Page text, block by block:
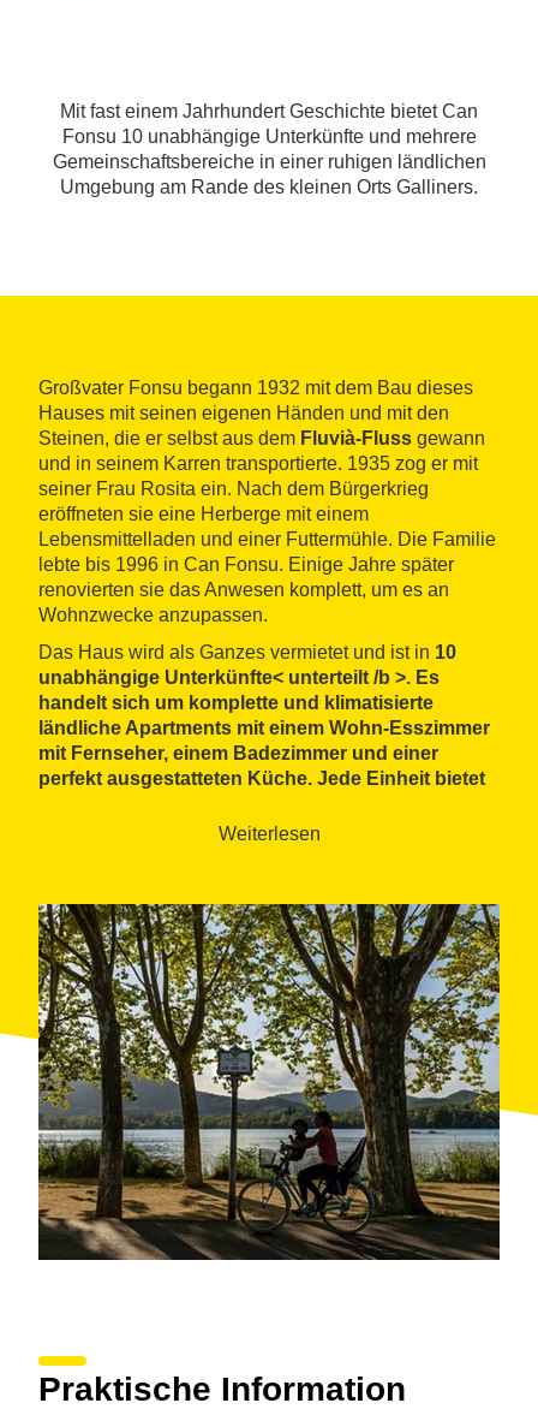
Mit fast einem Jahrhundert Geschichte bietet Can
Fonsu 10 unabhängige Unterkünfte und mehrere
Gemeinschaftsbereiche in einer ruhigen ländlichen
Umgebung am Rande des kleinen Orts Galliners.
Großvater Fonsu begann 1932 mit dem Bau dieses
Hauses mit seinen eigenen Händen und mit den
Steinen, die er selbst aus dem Fluvià-Fluss gewann
und in seinem Karren transportierte. 1935 zog er mit
seiner Frau Rosita ein. Nach dem Bürgerkrieg
eröffneten sie eine Herberge mit einem
Lebensmittelladen und einer Futtermühle. Die Familie
lebte bis 1996 in Can Fonsu. Einige Jahre später
renovierten sie das Anwesen komplett, um es an
Wohnzwecke anzupassen.
Das Haus wird als Ganzes vermietet und ist in 10
unabhängige Unterkünfte< unterteilt /b >. Es
handelt sich um komplette und klimatisierte
ländliche Apartments mit einem Wohn-Esszimmer
mit Fernseher, einem Badezimmer und einer
perfekt ausgestatteten Küche. Jede Einheit bietet
Haus bietet Platz für bis zu 40 Gäste.
großen angelegten Außenbereich mit einem
großen Swimmingpool, Grillmöglichkeiten und
einer Veranda, auf der Sie im Freien essen können.
Darüber hinaus gibt es mehrere
Gemeinschaftsräume, wie den Weinkeller, die
Industrieküche und die alte Mühle, die in einen
Mehrzweckraum umgewandelt wurde, der sich
ideal für Feiern, Veranstaltungen und
Geschäftstreffen eignet.
Weiterlesen
Praktische Information